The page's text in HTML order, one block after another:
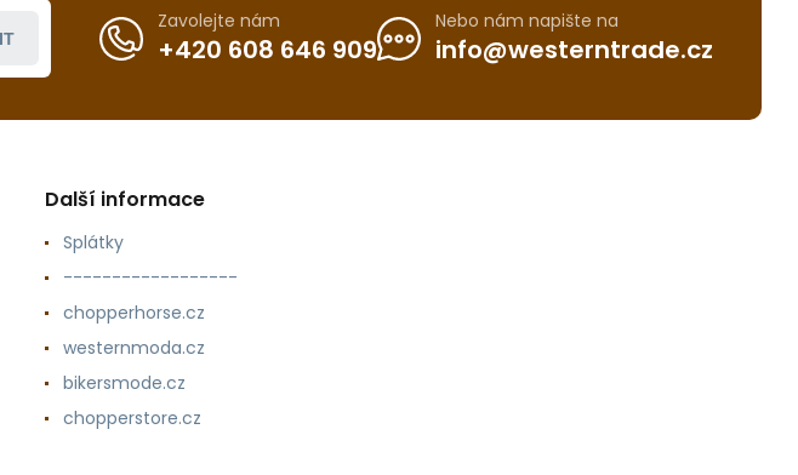
Zavolejte nám
+420 608 646 909
Nebo nám napište na
info@westerntrade.cz
Další informace
Splátky
------------------
chopperhorse.cz
westernmoda.cz
bikersmode.cz
chopperstore.cz